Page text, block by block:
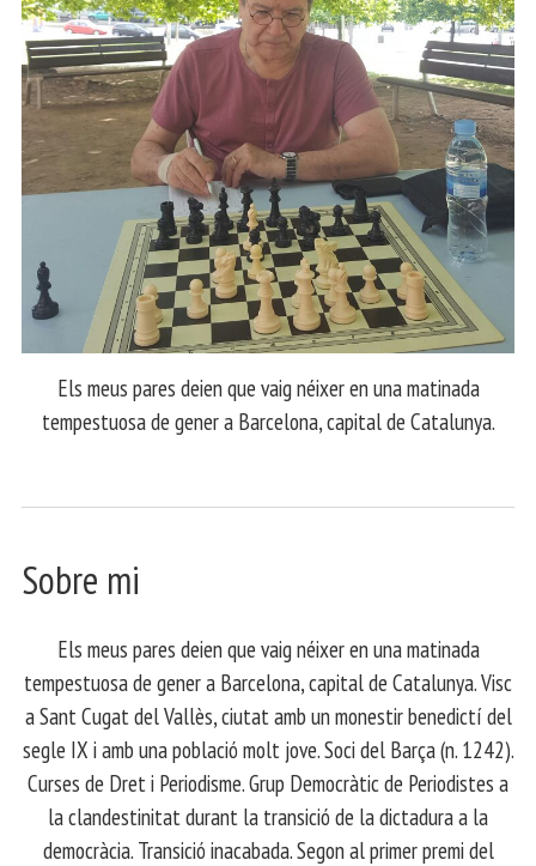
Els meus pares deien que vaig néixer en una matinada
tempestuosa de gener a Barcelona, capital de Catalunya.
Sobre mi
Els meus pares deien que vaig néixer en una matinada
tempestuosa de gener a Barcelona, capital de Catalunya. Visc
a Sant Cugat del Vallès, ciutat amb un monestir benedictí del
segle IX i amb una població molt jove. Soci del Barça (n. 1242).
Curses de Dret i Periodisme. Grup Democràtic de Periodistes a
la clandestinitat durant la transició de la dictadura a la
democràcia. Transició inacabada. Segon al primer premi del